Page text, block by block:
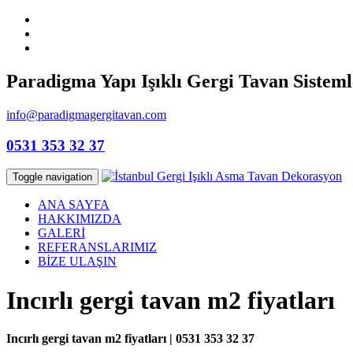
Paradigma Yapı Işıklı Gergi Tavan
info@paradigmagergitavan.com
0531 353 32 37
Toggle navigation
ANA SAYFA
HAKKIMIZDA
GALERİ
REFERANSLARIMIZ
BİZE ULAŞIN
Incırlı gergi tavan m2 fiyatları
Incırlı gergi tavan m2 fiyatları | 0531 353 32 37